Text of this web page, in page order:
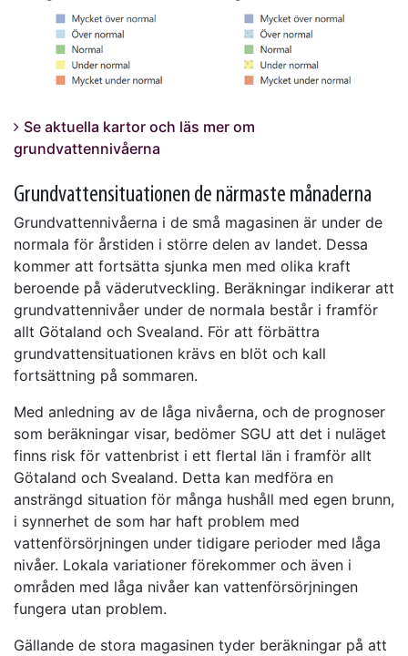
Se aktuella kartor och läs mer om
grundvattennivåerna
Grundvattensituationen de närmaste månaderna
Grundvattennivåerna i de små magasinen är under de
normala för årstiden i större delen av landet. Dessa
kommer att fortsätta sjunka men med olika kraft
beroende på väderutveckling. Beräkningar indikerar att
grundvattennivåer under de normala består i framför
allt Götaland och Svealand. För att förbättra
grundvattensituationen krävs en blöt och kall
fortsättning på sommaren.
Med anledning av de låga nivåerna, och de prognoser
som beräkningar visar, bedömer SGU att det i nuläget
finns risk för vattenbrist i ett flertal län i framför allt
Götaland och Svealand. Detta kan medföra en
ansträngd situation för många hushåll med egen brunn,
i synnerhet de som har haft problem med
vattenförsörjningen under tidigare perioder med låga
nivåer. Lokala variationer förekommer och även i
områden med låga nivåer kan vattenförsörjningen
fungera utan problem.
Gällande de stora magasinen tyder beräkningar på att